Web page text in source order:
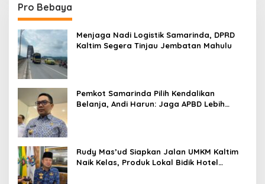
Pro Bebaya
Menjaga Nadi Logistik Samarinda, DPRD
Kaltim Segera Tinjau Jembatan Mahulu
Pemkot Samarinda Pilih Kendalikan
Belanja, Andi Harun: Jaga APBD Lebih
Rudy Mas’ud Siapkan Jalan UMKM Kaltim
Naik Kelas, Produk Lokal Bidik Hotel